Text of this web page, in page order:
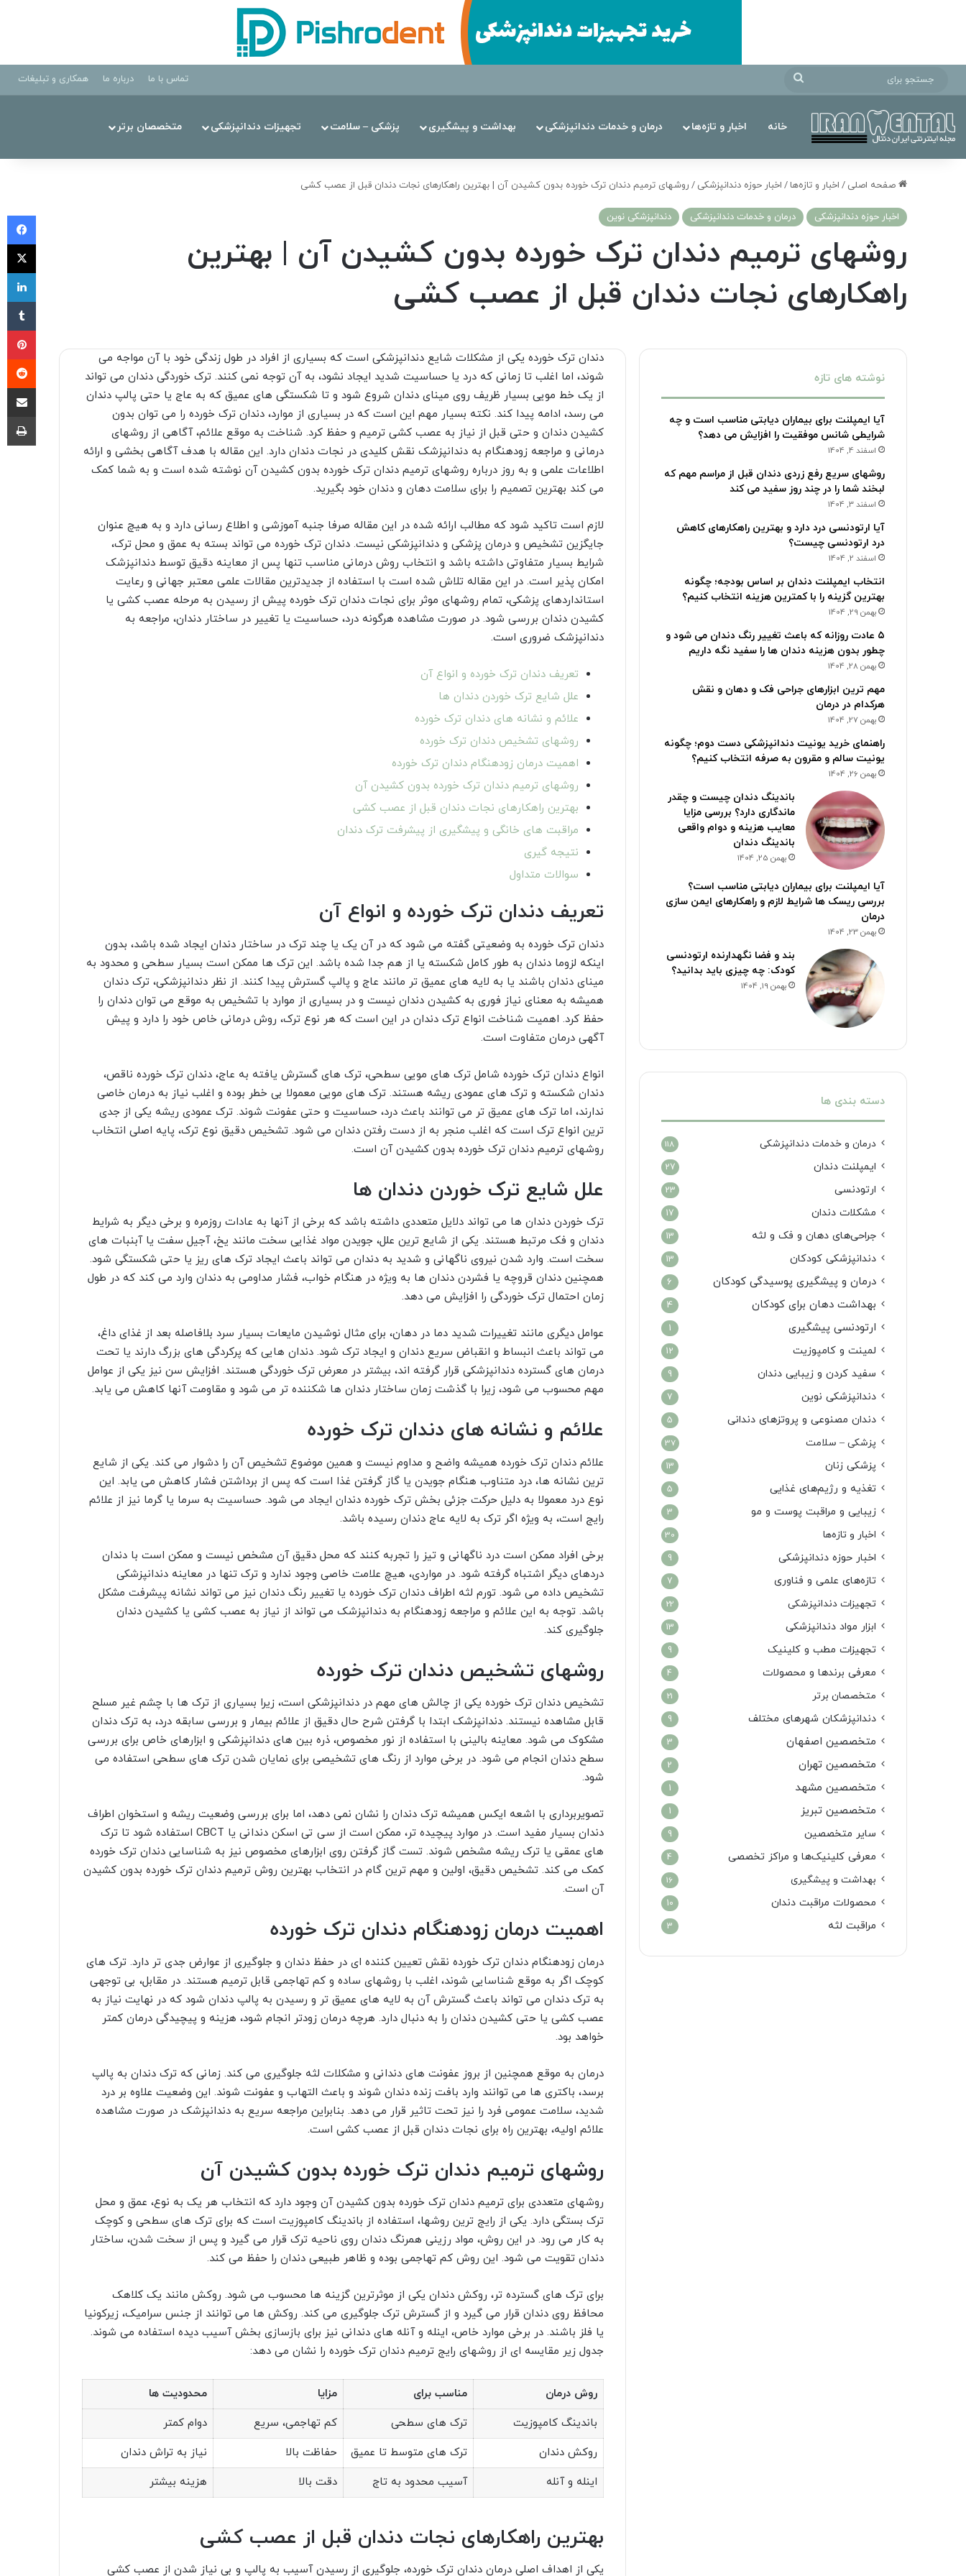
جستجو
تماس با ما درباره ما همکاری و تبلیغات
خانه اخبار و تازه‌ها درمان‌ و خدمات دندانپزشکی بهداشت و پیشگیری پزشکی – سلامت تجهیزات دندانپزشکی متخصصان برتر
صفحه اصلی / اخبار و تازه‌ها / اخبار حوزه دندانپزشکی / روشهای ترمیم دندان ترک خورده بدون کشیدن آن | بهترین راهکارهای نجات دندان قبل از عصب کشی
اخبار حوزه دندانپزشکی درمان‌ و خدمات دندانپزشکی دندانپزشکی نوین
روشهای ترمیم دندان ترک خورده بدون کشیدن آن | بهترین
راهکارهای نجات دندان قبل از عصب کشی
دندان ترک خورده یکی از مشکلات شایع دندانپزشکی است که بسیاری از افراد در طول زندگی خود با آن مواجه می
شوند، اما اغلب تا زمانی که درد یا حساسیت شدید ایجاد نشود، به آن توجه نمی کنند. ترک خوردگی دندان می تواند
از یک خط مویی بسیار ظریف روی مینای دندان شروع شود و تا شکستگی های عمیق که به عاج یا حتی پالپ دندان
می رسد، ادامه پیدا کند. نکته بسیار مهم این است که در بسیاری از موارد، دندان ترک خورده را می توان بدون
کشیدن دندان و حتی قبل از نیاز به عصب کشی ترمیم و حفظ کرد. شناخت به موقع علائم، آگاهی از روشهای
درمانی و مراجعه زودهنگام به دندانپزشک نقش کلیدی در نجات دندان دارد. این مقاله با هدف آگاهی بخشی و ارائه
اطلاعات علمی و به روز درباره روشهای ترمیم دندان ترک خورده بدون کشیدن آن نوشته شده است و به شما کمک
می کند بهترین تصمیم را برای سلامت دهان و دندان خود بگیرید.
لازم است تاکید شود که مطالب ارائه شده در این مقاله صرفا جنبه آموزشی و اطلاع رسانی دارد و به هیچ عنوان
جایگزین تشخیص و درمان پزشکی و دندانپزشکی نیست. دندان ترک خورده می تواند بسته به عمق و محل ترک،
شرایط بسیار متفاوتی داشته باشد و انتخاب روش درمانی مناسب تنها پس از معاینه دقیق توسط دندانپزشک
امکان پذیر است. در این مقاله تلاش شده است با استفاده از جدیدترین مقالات علمی معتبر جهانی و رعایت
استانداردهای پزشکی، تمام روشهای موثر برای نجات دندان ترک خورده پیش از رسیدن به مرحله عصب کشی یا
کشیدن دندان بررسی شود. در صورت مشاهده هرگونه درد، حساسیت یا تغییر در ساختار دندان، مراجعه به
دندانپزشک ضروری است.
تعریف دندان ترک خورده و انواع آن
علل شایع ترک خوردن دندان ها
علائم و نشانه های دندان ترک خورده
روشهای تشخیص دندان ترک خورده
اهمیت درمان زودهنگام دندان ترک خورده
روشهای ترمیم دندان ترک خورده بدون کشیدن آن
بهترین راهکارهای نجات دندان قبل از عصب کشی
مراقبت های خانگی و پیشگیری از پیشرفت ترک دندان
نتیجه گیری
سوالات متداول
تعریف دندان ترک خورده و انواع آن
دندان ترک خورده به وضعیتی گفته می شود که در آن یک یا چند ترک در ساختار دندان ایجاد شده باشد، بدون
اینکه لزوما دندان به طور کامل شکسته یا از هم جدا شده باشد. این ترک ها ممکن است بسیار سطحی و محدود به
مینای دندان باشند یا به لایه های عمیق تر مانند عاج و پالپ گسترش پیدا کنند. از نظر دندانپزشکی، ترک دندان
همیشه به معنای نیاز فوری به کشیدن دندان نیست و در بسیاری از موارد با تشخیص به موقع می توان دندان را
حفظ کرد. اهمیت شناخت انواع ترک دندان در این است که هر نوع ترک، روش درمانی خاص خود را دارد و پیش
آگهی درمان متفاوت است.
انواع دندان ترک خورده شامل ترک های مویی سطحی، ترک های گسترش یافته به عاج، دندان ترک خورده ناقص،
دندان شکسته و ترک های عمودی ریشه هستند. ترک های مویی معمولا بی خطر بوده و اغلب نیاز به درمان خاصی
ندارند، اما ترک های عمیق تر می توانند باعث درد، حساسیت و حتی عفونت شوند. ترک عمودی ریشه یکی از جدی
ترین انواع ترک است که اغلب منجر به از دست رفتن دندان می شود. تشخیص دقیق نوع ترک، پایه اصلی انتخاب
روشهای ترمیم دندان ترک خورده بدون کشیدن آن است.
علل شایع ترک خوردن دندان ها
ترک خوردن دندان ها می تواند دلایل متعددی داشته باشد که برخی از آنها به عادات روزمره و برخی دیگر به شرایط
دندان و فک مرتبط هستند. یکی از شایع ترین علل، جویدن مواد غذایی سخت مانند یخ، آجیل سفت یا آبنبات های
سخت است. وارد شدن نیروی ناگهانی و شدید به دندان می تواند باعث ایجاد ترک های ریز یا حتی شکستگی شود.
همچنین دندان قروچه یا فشردن دندان ها به ویژه در هنگام خواب، فشار مداومی به دندان وارد می کند که در طول
زمان احتمال ترک خوردگی را افزایش می دهد.
عوامل دیگری مانند تغییرات شدید دما در دهان، برای مثال نوشیدن مایعات بسیار سرد بلافاصله بعد از غذای داغ،
می تواند باعث انبساط و انقباض سریع دندان و ایجاد ترک شود. دندان هایی که پرکردگی های بزرگ دارند یا تحت
درمان های گسترده دندانپزشکی قرار گرفته اند، بیشتر در معرض ترک خوردگی هستند. افزایش سن نیز یکی از عوامل
مهم محسوب می شود، زیرا با گذشت زمان ساختار دندان ها شکننده تر می شود و مقاومت آنها کاهش می یابد.
علائم و نشانه های دندان ترک خورده
علائم دندان ترک خورده همیشه واضح و مداوم نیست و همین موضوع تشخیص آن را دشوار می کند. یکی از شایع
ترین نشانه ها، درد متناوب هنگام جویدن یا گاز گرفتن غذا است که پس از برداشتن فشار کاهش می یابد. این
نوع درد معمولا به دلیل حرکت جزئی بخش ترک خورده دندان ایجاد می شود. حساسیت به سرما یا گرما نیز از علائم
رایج است، به ویژه اگر ترک به لایه عاج دندان رسیده باشد.
برخی افراد ممکن است درد ناگهانی و تیز را تجربه کنند که محل دقیق آن مشخص نیست و ممکن است با دندان
دردهای دیگر اشتباه گرفته شود. در مواردی، هیچ علامت خاصی وجود ندارد و ترک تنها در معاینه دندانپزشکی
تشخیص داده می شود. تورم لثه اطراف دندان ترک خورده یا تغییر رنگ دندان نیز می تواند نشانه پیشرفت مشکل
باشد. توجه به این علائم و مراجعه زودهنگام به دندانپزشک می تواند از نیاز به عصب کشی یا کشیدن دندان
جلوگیری کند.
روشهای تشخیص دندان ترک خورده
تشخیص دندان ترک خورده یکی از چالش های مهم در دندانپزشکی است، زیرا بسیاری از ترک ها با چشم غیر مسلح
قابل مشاهده نیستند. دندانپزشک ابتدا با گرفتن شرح حال دقیق از علائم بیمار و بررسی سابقه درد، به ترک دندان
مشکوک می شود. معاینه بالینی با استفاده از نور مخصوص، ذره بین های دندانپزشکی و ابزارهای خاص برای بررسی
سطح دندان انجام می شود. در برخی موارد از رنگ های تشخیصی برای نمایان شدن ترک های سطحی استفاده می
شود.
تصویربرداری با اشعه ایکس همیشه ترک دندان را نشان نمی دهد، اما برای بررسی وضعیت ریشه و استخوان اطراف
دندان بسیار مفید است. در موارد پیچیده تر، ممکن است از سی تی اسکن دندانی یا CBCT استفاده شود تا ترک
های عمقی یا ترک ریشه مشخص شوند. تست گاز گرفتن روی ابزارهای مخصوص نیز به شناسایی دندان ترک خورده
کمک می کند. تشخیص دقیق، اولین و مهم ترین گام در انتخاب بهترین روش ترمیم دندان ترک خورده بدون کشیدن
آن است.
اهمیت درمان زودهنگام دندان ترک خورده
درمان زودهنگام دندان ترک خورده نقش تعیین کننده ای در حفظ دندان و جلوگیری از عوارض جدی تر دارد. ترک های
کوچک اگر به موقع شناسایی شوند، اغلب با روشهای ساده و کم تهاجمی قابل ترمیم هستند. در مقابل، بی توجهی
به ترک دندان می تواند باعث گسترش آن به لایه های عمیق تر و رسیدن به پالپ دندان شود که در نهایت نیاز به
عصب کشی یا حتی کشیدن دندان را به دنبال دارد. هرچه درمان زودتر انجام شود، هزینه و پیچیدگی درمان کمتر
خواهد بود.
درمان به موقع همچنین از بروز عفونت های دندانی و مشکلات لثه جلوگیری می کند. زمانی که ترک دندان به پالپ
برسد، باکتری ها می توانند وارد بافت زنده دندان شوند و باعث التهاب و عفونت شوند. این وضعیت علاوه بر درد
شدید، سلامت عمومی فرد را نیز تحت تاثیر قرار می دهد. بنابراین مراجعه سریع به دندانپزشک در صورت مشاهده
علائم اولیه، بهترین راه برای نجات دندان قبل از عصب کشی است.
روشهای ترمیم دندان ترک خورده بدون کشیدن آن
روشهای متعددی برای ترمیم دندان ترک خورده بدون کشیدن آن وجود دارد که انتخاب هر یک به نوع، عمق و محل
ترک بستگی دارد. یکی از رایج ترین روشها، استفاده از باندینگ کامپوزیت است که برای ترک های سطحی و کوچک
به کار می رود. در این روش، مواد رزینی همرنگ دندان روی ناحیه ترک قرار می گیرد و پس از سخت شدن، ساختار
دندان تقویت می شود. این روش کم تهاجمی بوده و ظاهر طبیعی دندان را حفظ می کند.
برای ترک های گسترده تر، روکش دندان یکی از موثرترین گزینه ها محسوب می شود. روکش مانند یک کلاهک
محافظ روی دندان قرار می گیرد و از گسترش ترک جلوگیری می کند. روکش ها می توانند از جنس سرامیک، زیرکونیا
یا فلز باشند. در برخی موارد خاص، اینله و آنله های دندانی نیز برای بازسازی بخش آسیب دیده استفاده می شوند.
جدول زیر مقایسه ای از روشهای رایج ترمیم دندان ترک خورده را نشان می دهد:
روش درمان مناسب برای مزایا
محدودیت ها
باندینگ کامپوزیت
ترک های سطحی کم تهاجمی، سریع
دوام کمتر
روکش دندان
ترک های متوسط تا عمیق حفاظت بالا
نیاز به تراش دندان
اینله و آنله
آسیب محدود به تاج دقت بالا هزینه بیشتر
بهترین راهکارهای نجات دندان قبل از عصب کشی
یکی از اهداف اصلی درمان دندان ترک خورده، جلوگیری از رسیدن آسیب به پالپ و بی نیاز شدن از عصب کشی
نوشته های تازه
آیا ایمپلنت برای بیماران دیابتی مناسب است و چه
شرایطی شانس موفقیت را افزایش می دهد؟
اسفند 4, 1404
روشهای سریع رفع زردی دندان قبل از مراسم مهم که
لبخند شما را در چند روز سفید می کند
اسفند 3, 1404
آیا ارتودنسی درد دارد و بهترین راهکارهای کاهش
درد ارتودنسی چیست؟
اسفند 2, 1404
انتخاب ایمپلنت دندان بر اساس بودجه؛ چگونه
بهترین گزینه را با کمترین هزینه انتخاب کنیم؟
بهمن 29, 1404
۵ عادت روزانه که باعث تغییر رنگ دندان می شود و
چطور بدون هزینه دندان ها را سفید نگه داریم
بهمن 28, 1404
مهم ترین ابزارهای جراحی فک و دهان و نقش
هرکدام در درمان
بهمن 27, 1404
راهنمای خرید یونیت دندانپزشکی دست دوم؛ چگونه
یونیت سالم و مقرون به صرفه انتخاب کنیم؟
بهمن 26, 1404
باندینگ دندان چیست و چقدر
ماندگاری دارد؟ بررسی مزایا
معایب هزینه و دوام واقعی
باندینگ دندان
بهمن 25, 1404
آیا ایمپلنت برای بیماران دیابتی مناسب است؟
بررسی ریسک ها شرایط لازم و راهکارهای ایمن سازی
درمان
بهمن 23, 1404
بند و فضا نگهدارنده ارتودنسی
کودک: چه چیزی باید بدانید؟
بهمن 19, 1404
دسته بندی ها
درمان‌ و خدمات دندانپزشکی 118
ایمپلنت دندان 27
ارتودنسی 23
مشکلات دندان 17
جراحی‌های دهان و فک و لثه 13
دندانپزشکی کودکان 13
درمان و پیشگیری پوسیدگی کودکان 6
بهداشت دهان برای کودکان 4
ارتودنسی پیشگیری 1
لمینت و کامپوزیت 12
سفید کردن و زیبایی دندان 9
دندانپزشکی نوین 7
دندان مصنوعی و پروتزهای دندانی 5
پزشکی – سلامت 37
پزشکی زنان 13
تغذیه و رژیم‌های غذایی 5
زیبایی و مراقبت پوست و مو 3
اخبار و تازه‌ها 30
اخبار حوزه دندانپزشکی 9
تازه‌های علمی و فناوری 7
تجهیزات دندانپزشکی 22
ابزار مواد دندانپزشکی 13
تجهیزات مطب و کلینیک 9
معرفی برندها و محصولات 4
متخصصان برتر 21
دندانپزشکان شهرهای مختلف 9
متخصصین اصفهان 3
متخصصین تهران 2
متخصصین مشهد 1
متخصصین تبریز 1
سایر متخصصین 9
معرفی کلینیک‌ها و مراکز تخصصی 4
بهداشت و پیشگیری 16
محصولات مراقبت دندان 10
مراقبت لثه 3
X
اشتراک